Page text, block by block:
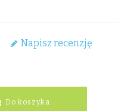
Napisz recenzję
Do koszyka